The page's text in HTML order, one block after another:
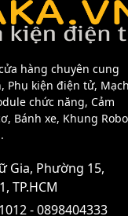
hàng chuyên cung
Phụ kiện điện tử, Mạch
chức năng, Cảm
Bánh xe, Khung
Gia, Phường 15,
TP.HCM
- 0898404333